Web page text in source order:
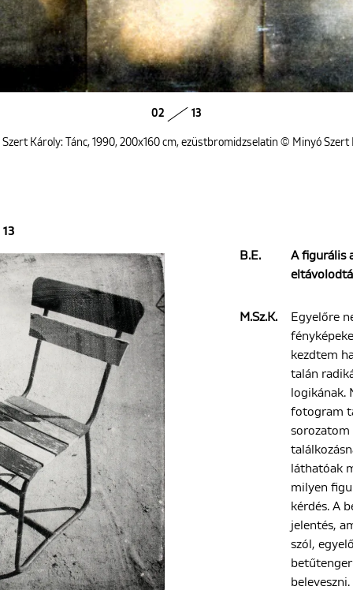
02 13
Károly: Tánc, 1990, 200x160 cm, ezüstbromidzselatin © Minyó Szert
13
B.E.
A figurális
M.Sz.K.
Egyelőre
kezdtem
talán
logikának.
fotogram
sorozatom
láthatóak
milyen
kérdés. A
jelentés,
szól,
beleveszni.